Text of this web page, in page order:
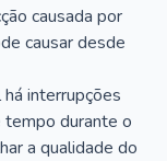
causada por
causar desde
interrupções
tempo durante o
a qualidade do